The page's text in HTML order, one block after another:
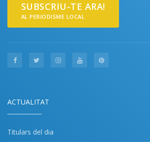
SUBSCRIU-TE ARA!
AL PERIODISME LOCAL
ACTUALITAT
Titulars del dia